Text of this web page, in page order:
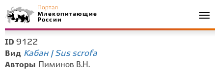
Портал
Млекопитающие
России
ID 9122
Вид Кабан | Sus scrofa
Авторы
Пиминов В.Н.